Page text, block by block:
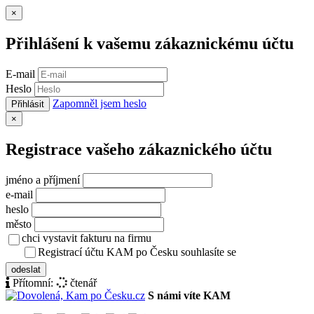
×
Přihlášení k vašemu zákaznickému účtu
E-mail
Heslo
Přihlásit Zapomněl jsem heslo
×
Registrace vašeho zákaznického účtu
jméno a příjmení
e-mail
heslo
město
chci vystavit fakturu na firmu
Registrací účtu KAM po Česku souhlasíte se
odeslat
Přítomní:
čtenář
S námi víte KAM